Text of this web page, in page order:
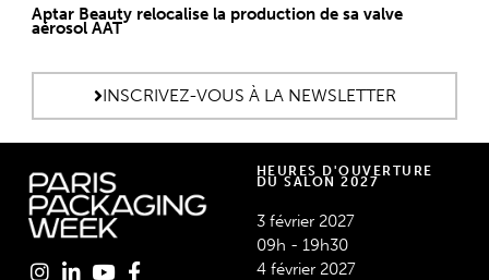
Aptar Beauty relocalise la production de sa valve
aérosol AAT
INSCRIVEZ-VOUS À LA NEWSLETTER
HEURES D'OUVERTURE
DU SALON 2027
3 février 2027
09h - 19h30
4 février 2027